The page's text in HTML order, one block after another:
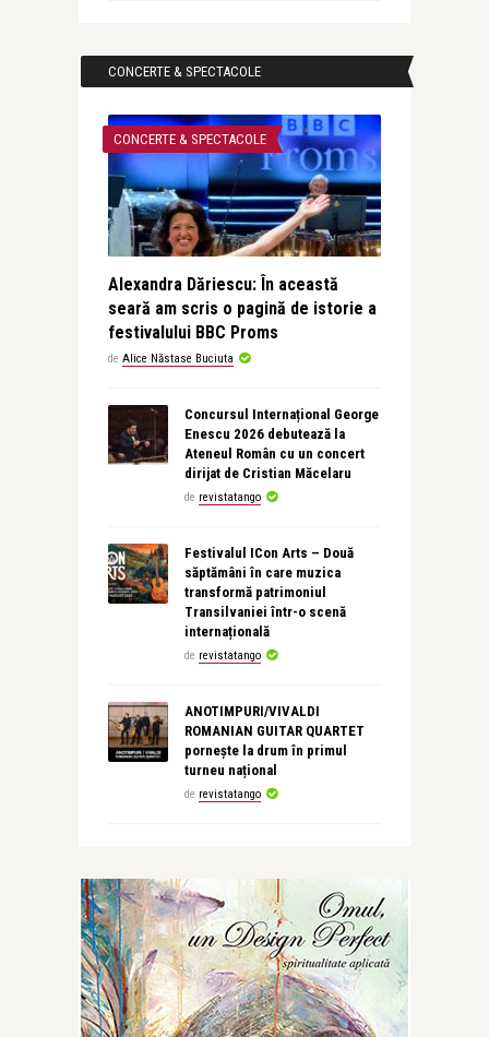
CONCERTE & SPECTACOLE
CONCERTE & SPECTACOLE
Alexandra Dăriescu: În această
seară am scris o pagină de istorie a
festivalului BBC Proms
de Alice Năstase Buciuta
Concursul Internațional George
Enescu 2026 debutează la
Ateneul Român cu un concert
dirijat de Cristian Măcelaru
de revistatango
Festivalul ICon Arts – Două
săptămâni în care muzica
transformă patrimoniul
Transilvaniei într-o scenă
internațională
de revistatango
ANOTIMPURI/VIVALDI
ROMANIAN GUITAR QUARTET
pornește la drum în primul
turneu național
de revistatango